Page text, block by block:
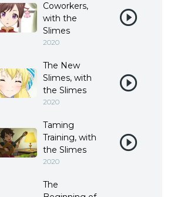
Coworkers,
with the
Slimes
2020
The New
Slimes, with
the Slimes
2020
Taming
Training, with
the Slimes
2020
The